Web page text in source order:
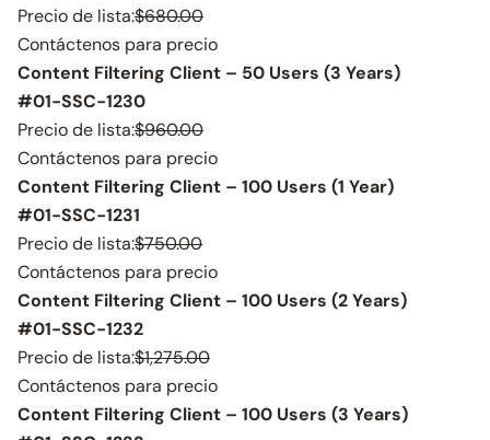
Precio de lista:$680.00
Contáctenos para precio
Content Filtering Client – 50 Users (3 Years)
#01-SSC-1230
Precio de lista:$960.00
Contáctenos para precio
Content Filtering Client – 100 Users (1 Year)
#01-SSC-1231
Precio de lista:$750.00
Contáctenos para precio
Content Filtering Client – 100 Users (2 Years)
#01-SSC-1232
Precio de lista:$1,275.00
Contáctenos para precio
Content Filtering Client – 100 Users (3 Years)